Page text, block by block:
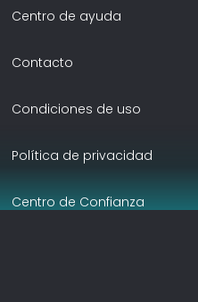
Centro de ayuda
Contacto
Condiciones de uso
Política de privacidad
Centro de Confianza